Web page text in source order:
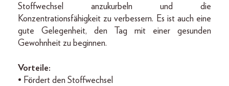
Stoffwechsel anzukurbeln und die
Konzentrationsfähigkeit zu verbessern. Es ist auch eine
gute Gelegenheit, den Tag mit einer gesunden
Gewohnheit zu beginnen.
Vorteile:
• Fördert den Stoffwechsel